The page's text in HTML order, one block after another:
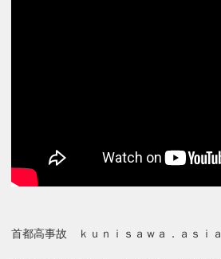
首都高事故 ｋｕｎｉｓａｗａ．ａｓｉａ